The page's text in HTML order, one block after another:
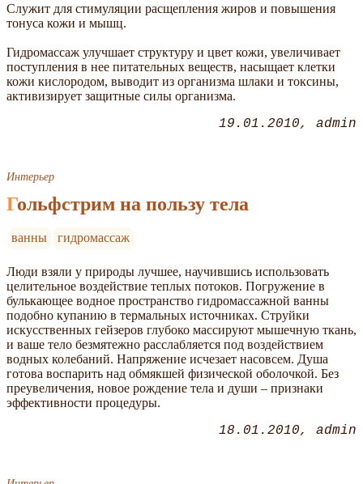
Служит для стимуляции расщепления жиров и повышения
тонуса кожи и мышц.
Гидромассаж улучшает структуру и цвет кожи, увеличивает
поступления в нее питательных веществ, насыщает клетки
кожи кислородом, выводит из организма шлаки и токсины,
активизирует защитные силы организма.
19.01.2010 admin
Интерьер
Гольфстрим на пользу тела
ванны гидромассаж
Люди взяли у природы лучшее, научившись использовать
целительное воздействие теплых потоков. Погружение в
булькающее водное пространство гидромассажной ванны
подобно купанию в термальных источниках. Струйки
искусственных гейзеров глубоко массируют мышечную ткань,
и ваше тело безмятежно расслабляется под воздействием
водных колебаний. Напряжение исчезает насовсем. Душа
готова воспарить над обмякшей физической оболочкой. Без
преувеличения, новое рождение тела и души – признаки
эффективности процедуры.
18.01.2010 admin